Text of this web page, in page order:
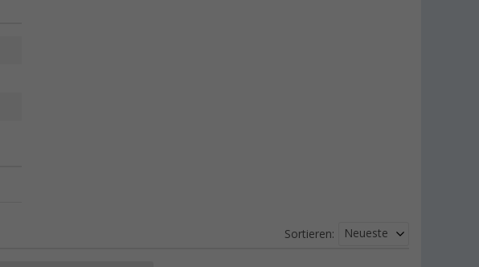
Sortieren: Neueste